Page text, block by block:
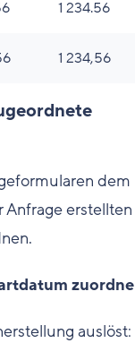
1 234.56
1 234,56
dem
erstellten
auslöst: